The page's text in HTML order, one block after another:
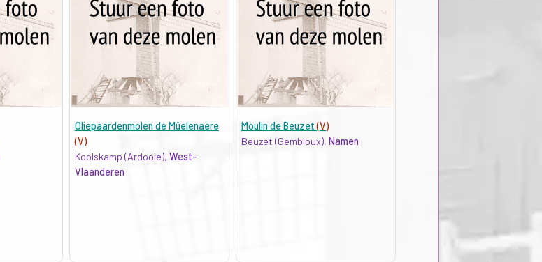
Oliepaardenmolen de Mûelenaere
(V)
Koolskamp (Ardooie), West-
Vlaanderen
Moulin de Beuzet(V)
Beuzet (Gembloux), Namen